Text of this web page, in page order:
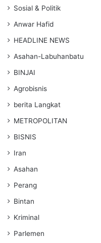
Sosial & Politik
Anwar Hafid
HEADLINE NEWS
Asahan-Labuhanbatu
BINJAI
Agrobisnis
berita Langkat
METROPOLITAN
BISNIS
Iran
Asahan
Perang
Bintan
Kriminal
Parlemen